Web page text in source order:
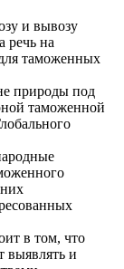
и вывозу
речь на
таможенных
природы под
таможенной
в том, что
выявлять и